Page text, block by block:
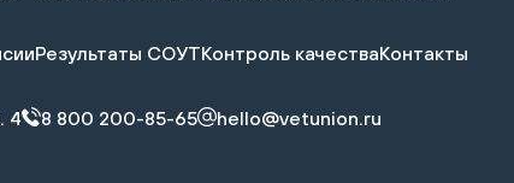
Результаты СОУТКонтроль качестваКонтакты
4 8 800 200-85-65 hello@vetunion.ru